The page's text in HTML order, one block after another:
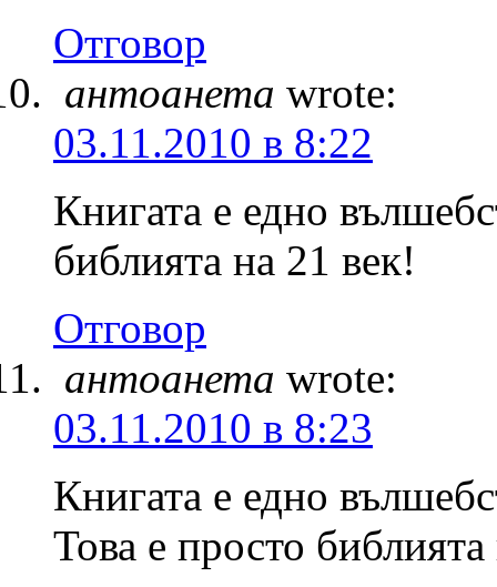
Отговор
антоанета wrote:
03.11.2010 в 8:22
Книгата е едно
библията на 21 век!
Отговор
антоанета wrote:
03.11.2010 в 8:23
Книгата е едно
Това е просто